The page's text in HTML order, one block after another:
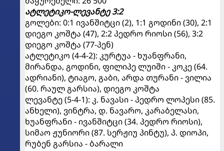
ატლეტიკო-ლევანტე 3:2
გოლები: 0:1 ივანშიტცი (2), 1:1 გოდინი (30), 2:1
დიეგო კოშტა (47), 2:2 პედრო რიოსი (56), 3:2
დიეგო კოშტა (77-პენ)
ატლეტიკო (4-4-2): კურტუა - ხუანფრანი,
მირანდა, გოდინი, ფილიპე ლუიში - კოკე (64.
ადრიანი), ტიაგო, გაბი, არდა თურანი - ვილია
(60. რაულ გარსია), დიეგო კოშტა
ლევანტე (5-4-1): კ. ნავასი - პედრო ლოპესი (85.
ანხელი), ვინტრა, დ. ნავარო, კარაბელასი,
ხუანფრანი - ივანშიტცი (34. პედრო რიოსი),
სიმაო ჟუნიორი (87. სერჟიუ პინტუ), პ. დიოპი,
რუბენ გარსია - ბარალი